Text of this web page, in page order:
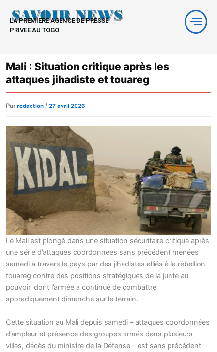
contenu
LA PREMIERE AGENCE DE PRESSE
PRIVEE AU TOGO
Mali : Situation critique après les
attaques jihadiste et touareg
Par redaction / 27 avril 2026
Le Mali est plongé dans une situation sécuritaire critique après
une série d’attaques coordonnées sans précédent menées
samedi à travers le pays par des jihadistes alliés à la rébellion
touareg contre des positions stratégiques de la junte au
pouvoir, dont l’armée a continué de combattre
sporadiquement dimanche sur le terrain.
Cette situation au Mali depuis samedi – attaques coordonnées
d’ampleur et présence des groupes armés dans plusieurs
villes, décès du ministre de la Défense – est sans précédent